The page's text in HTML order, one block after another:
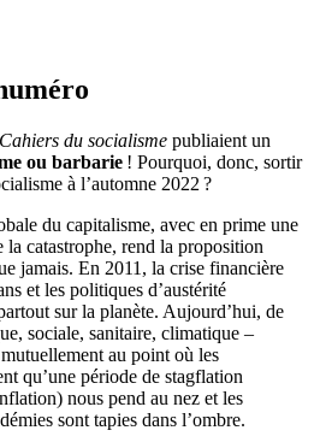
du socialisme publiaient un
ou barbarie ! Pourquoi, donc, sortir
à l’automne 2022 ?
du capitalisme, avec en prime une
catastrophe, rend la proposition
jamais. En 2011, la crise financière
et les politiques d’austérité
sur la planète. Aujourd’hui, de
sociale, sanitaire, climatique –
au point où les
qu’une période de stagflation
nous pend au nez et les
sont tapies dans l’ombre.